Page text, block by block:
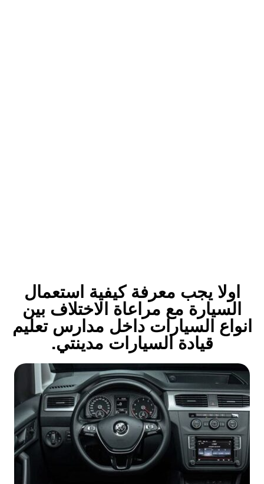
اولا يجب معرفة كيفية استعمال
السيارة مع مراعاة الاختلاف بين
انواع السيارات داخل مدارس تعليم
قيادة السيارات مدينتي.